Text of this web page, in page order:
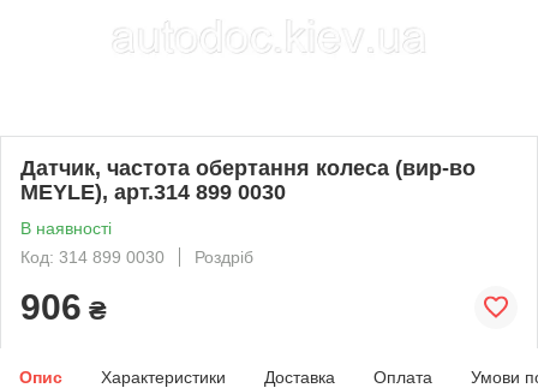
Датчик, частота обертання колеса (вир-во
MEYLE), арт.314 899 0030
В наявності
Код: 314 899 0030
Роздріб
906 ₴
Опис Характеристики Доставка Оплата Умови